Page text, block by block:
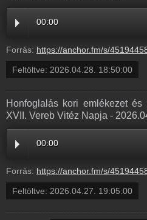
00:00
Forrás: https://anchor.fm/s/45194458/podcast/play/119213634/https%3A%2F%2Fd3ctxlq1ktw2nl.cloudfront.net%2Fstaging%2F2026-3-
Feltöltve: 2026.04.28. 18:50:00
Honfoglalás kori emlékezet
XVII. Vereb Vitéz Napja -
00:00
Forrás: https://anchor.fm/s/45194458/podcast/play/119157634/https%3A%2F%2Fd3ctxlq1ktw2nl.cloudfront.net%2Fstaging%2F2026-3-
Feltöltve: 2026.04.27. 19:05:00